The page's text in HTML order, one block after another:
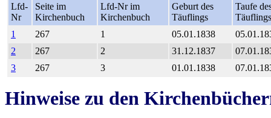
Lfd-
Nr
Seite im
Kirchenbuch
Lfd-Nr im
Kirchenbuch
Geburt des
Täuflings
Taufe
Täuflings
1
267 1 05.01.1838
2
267 2 31.12.1837
3
267 3 01.01.1838
Hinweise zu den